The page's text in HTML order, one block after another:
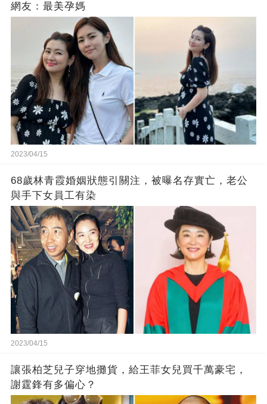
網友：最美孕媽
2023/04/15
68歲林青霞婚姻狀態引關注，被曝名存實亡，老公
與手下女員工有染
2023/04/15
讓張柏芝兒子穿地攤貨，給王菲女兒買千萬豪宅，
謝霆鋒有多偏心？